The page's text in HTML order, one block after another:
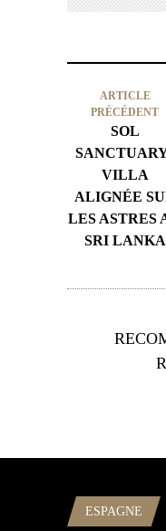
ARTICLE
PRÉCÉDENT
SOL
VILLA
ALIGNÉE
LES ASTRES
SRI LANKA
ESPAGNE